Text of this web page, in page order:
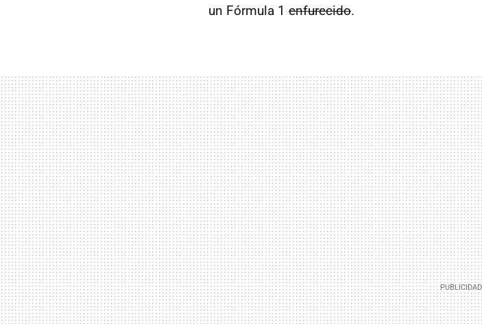
un Fórmula 1 enfurecido.